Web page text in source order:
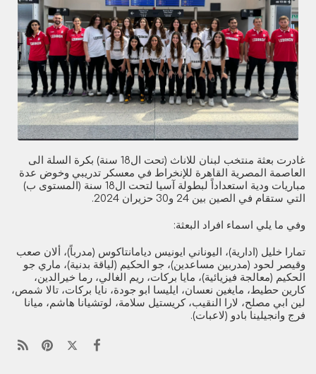
غادرت بعثة منتخب لبنان للاناث (تحت ال18 سنة) بكرة السلة الى
العاصمة المصرية القاهرة للإنخراط في معسكر تدريبي وخوض عدة
مباريات ودية استعداداً لبطولة آسيا لتحت ال18 سنة (المستوى ب)
التي ستقام في الصين بين 24 و30 حزيران 2024.
وفي ما يلي اسماء افراد البعثة:
تمارا خليل (ادارية)، اليوناني ايونيس ديامانتاكوس (مدرباً)، ألان صعب
وقيصر لحود (مدربين مساعدين)، جو الحكيم (لياقة بدنية)، ماري جو
الحكيم (معالجة فيزيائية)، مايا بركات، ريم الغالي، رما خيرالدين،
كارين حطيط، مايغين نعسان، ايليسا ابو جودة، نايا بركات، تالا شمص،
لين ابي مصلح، لارا النقيب، كريستيل سلامة، لوتشيانا هاشم، ميانا
فرج وانجيلينا بادو (لاعبات).